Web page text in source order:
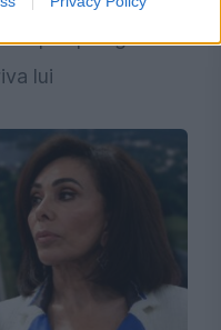
depus plângere la
lui